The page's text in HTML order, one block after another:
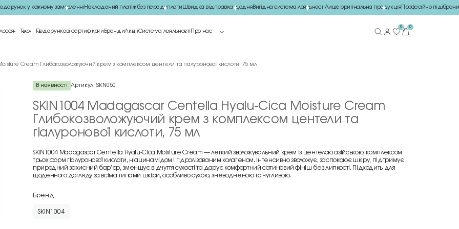
у кожному замовленніНакладений платіж без передоплатиШвидка відправка щодня Вигідна система лояльностіЛише оригінальна продукціяПрофесійно підібраний
Тіло Подарункові сертифікати БрендиАкціїСистема лояльності Про нас
0 0
Cream Глибокозволожуючий крем з комплексом центели та гіалуронової кислоти, 75 мл
В наявності Артикул: SKN050
SKIN1004 Madagascar Centella Hyalu-Cica Moisture Cream
Глибокозволожуючий крем з комплексом центели та
гіалуронової кислоти, 75 мл
SKIN1004 Madagascar Centella Hyalu-Cica Moisture Cream — легкий зволожувальний крем із центелою азійською, комплексом
трьох форм гіалуронової кислоти, ніацинамідом і гідролізованим колагеном. Інтенсивно зволожує, заспокоює шкіру, підтримує
природний захисний бар’єр, зменшує відчуття сухості та дарує комфортний сатиновий фініш без липкості. Підходить для
щоденного догляду за всіма типами шкіри, особливо сухою, зневодненою та чутливою.
Бренд
SKIN1004